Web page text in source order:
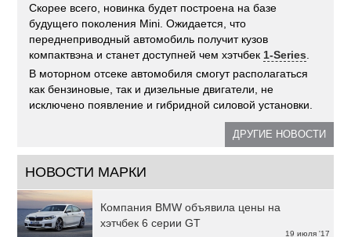
Скорее всего, новинка будет построена на базе
будущего поколения Mini. Ожидается, что
переднеприводный автомобиль получит кузов
компактвэна и станет доступней чем хэтчбек 1-Series
В моторном отсеке автомобиля смогут располагаться
как бензиновые, так и дизельные двигатели, не
исключено появление и гибридной силовой установки.
ДРУГИЕ НОВОСТИ
НОВОСТИ МАРКИ
19 июля '17
Компания BMW объявила цены на
хэтчбек 6 серии GT